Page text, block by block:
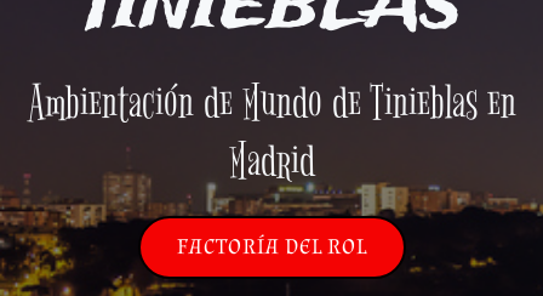
Ambientación de Mundo de Tinieblas en
Madrid
FACTORÍA DEL ROL